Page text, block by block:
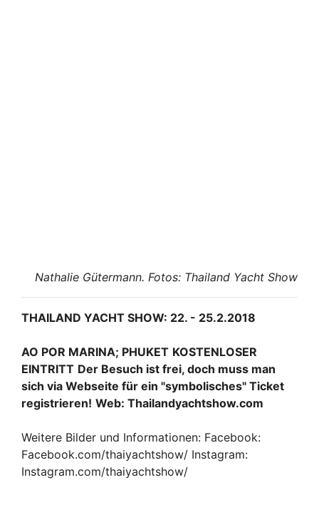
Nathalie Gütermann. Fotos: Thailand Yacht Show
THAILAND YACHT SHOW: 22. - 25.2.2018
AO POR MARINA; PHUKET KOSTENLOSER
EINTRITT Der Besuch ist frei, doch muss man
sich via Webseite für ein "symbolisches" Ticket
registrieren! Web: Thailandyachtshow.com
Weitere Bilder und Informationen: Facebook:
Facebook.com/thaiyachtshow/ Instagram:
Instagram.com/thaiyachtshow/